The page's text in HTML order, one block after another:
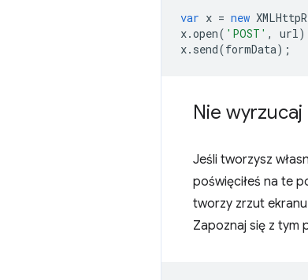
var x = new
x.open( 'POST' , url
x. send(formData);
Nie
Jeśli tworzysz
poświęciłeś na te
tworzy zrzut ekranu
Zapoznaj się z tym